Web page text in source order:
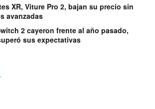
XR, Viture Pro 2, bajan su precio sin
avanzadas
2 cayeron frente al año pasado,
sus expectativas